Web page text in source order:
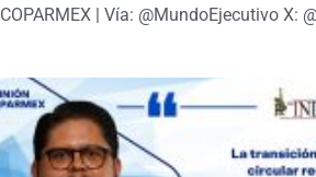
COPARMEX | Vía: @MundoEjecutivo X: